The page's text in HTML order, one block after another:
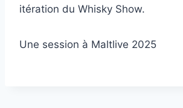
itération du Whisky Show.
Une session à Maltlive 2025